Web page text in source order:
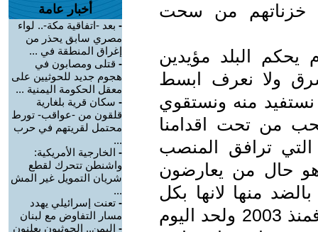
خزناتهم من سحت
البلد مؤيدين
ولا نعرف ابسط
نستفيد منه ونستقوي
من تحت اقدامنا
التي ترافق المنصب
حال من يعارضون
منها لانها بكل
بساطة تمس مصالحهم وامتيازاتهم، فمنذ 2003 ولحد اليوم
أخبار عامة
- بعد -اتفاقية مكة-.. لواء
مصري سابق يحذر من
إغراق المنطقة في ...
- قتلى ومصابون في
هجوم جديد للحوثيين على
معقل الحكومة اليمنية ...
- سكان قرية بلغارية
قلقون من -عواقب- تورط
محتمل لقريتهم في حرب
...
- الخارجية الأمريكية:
واشنطن تتحرك لقطع
شريان التمويل غير المش
...
- تعنت إسرائيلي يهدد
مسار التفاوض مع لبنان
- اليمن.. الحوثيون يعلنون